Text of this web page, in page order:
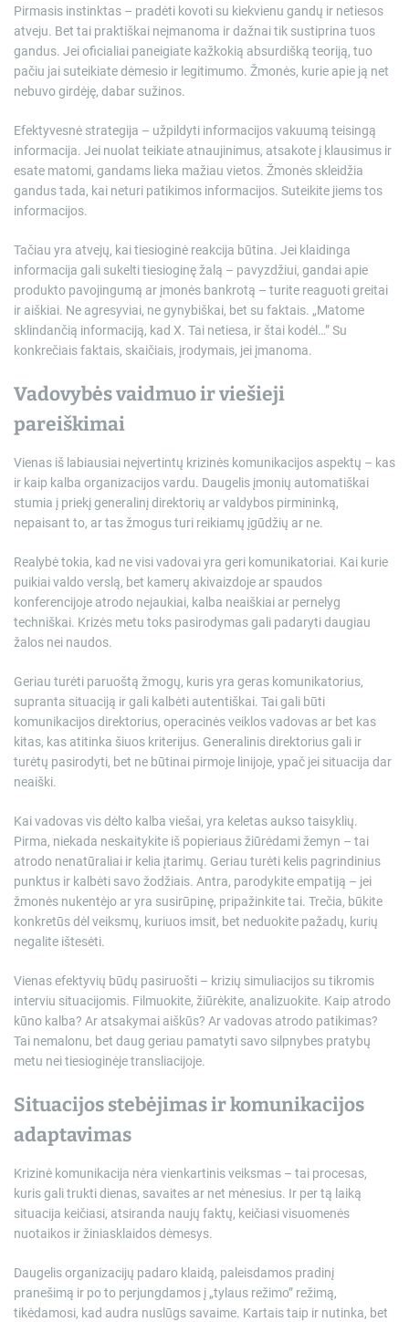
Pirmasis instinktas – pradėti kovoti su kiekvienu gandų ir netiesos
atveju. Bet tai praktiškai neįmanoma ir dažnai tik sustiprina tuos
gandus. Jei oficialiai paneigiate kažkokią absurdišką teoriją, tuo
pačiu jai suteikiate dėmesio ir legitimumo. Žmonės, kurie apie ją net
nebuvo girdėję, dabar sužinos.
Efektyvesnė strategija – užpildyti informacijos vakuumą teisingą
informacija. Jei nuolat teikiate atnaujinimus, atsakote į klausimus ir
esate matomi, gandams lieka mažiau vietos. Žmonės skleidžia
gandus tada, kai neturi patikimos informacijos. Suteikite jiems tos
informacijos.
Tačiau yra atvejų, kai tiesioginė reakcija būtina. Jei klaidinga
informacija gali sukelti tiesioginę žalą – pavyzdžiui, gandai apie
produkto pavojingumą ar įmonės bankrotą – turite reaguoti greitai
ir aiškiai. Ne agresyviai, ne gynybiškai, bet su faktais. „Matome
sklindančią informaciją, kad X. Tai netiesa, ir štai kodėl…” Su
konkrečiais faktais, skaičiais, įrodymais, jei įmanoma.
Vadovybės vaidmuo ir viešieji
pareiškimai
Vienas iš labiausiai neįvertintų krizinės komunikacijos aspektų – kas
ir kaip kalba organizacijos vardu. Daugelis įmonių automatiškai
stumia į priekį generalinį direktorių ar valdybos pirmininką,
nepaisant to, ar tas žmogus turi reikiamų įgūdžių ar ne.
Realybė tokia, kad ne visi vadovai yra geri komunikatoriai. Kai kurie
puikiai valdo verslą, bet kamerų akivaizdoje ar spaudos
konferencijoje atrodo nejaukiai, kalba neaiškiai ar pernelyg
techniškai. Krizės metu toks pasirodymas gali padaryti daugiau
žalos nei naudos.
Geriau turėti paruoštą žmogų, kuris yra geras komunikatorius,
supranta situaciją ir gali kalbėti autentiškai. Tai gali būti
komunikacijos direktorius, operacinės veiklos vadovas ar bet kas
kitas, kas atitinka šiuos kriterijus. Generalinis direktorius gali ir
turėtų pasirodyti, bet ne būtinai pirmoje linijoje, ypač jei situacija dar
neaiški.
Kai vadovas vis dėlto kalba viešai, yra keletas aukso taisyklių.
Pirma, niekada neskaitykite iš popieriaus žiūrėdami žemyn – tai
atrodo nenatūraliai ir kelia įtarimų. Geriau turėti kelis pagrindinius
punktus ir kalbėti savo žodžiais. Antra, parodykite empatiją – jei
žmonės nukentėjo ar yra susirūpinę, pripažinkite tai. Trečia, būkite
konkretūs dėl veiksmų, kuriuos imsit, bet neduokite pažadų, kurių
negalite ištesėti.
Vienas efektyvių būdų pasiruošti – krizių simuliacijos su tikromis
interviu situacijomis. Filmuokite, žiūrėkite, analizuokite. Kaip atrodo
kūno kalba? Ar atsakymai aiškūs? Ar vadovas atrodo patikimas?
Tai nemalonu, bet daug geriau pamatyti savo silpnybes pratybų
metu nei tiesioginėje transliacijoje.
Situacijos stebėjimas ir komunikacijos
adaptavimas
Krizinė komunikacija nėra vienkartinis veiksmas – tai procesas,
kuris gali trukti dienas, savaites ar net mėnesius. Ir per tą laiką
situacija keičiasi, atsiranda naujų faktų, keičiasi visuomenės
nuotaikos ir žiniasklaidos dėmesys.
Daugelis organizacijų padaro klaidą, paleisdamos pradinį
pranešimą ir po to perjungdamos į „tylaus režimo” režimą,
tikėdamosi, kad audra nuslūgs savaime. Kartais taip ir nutinka, bet